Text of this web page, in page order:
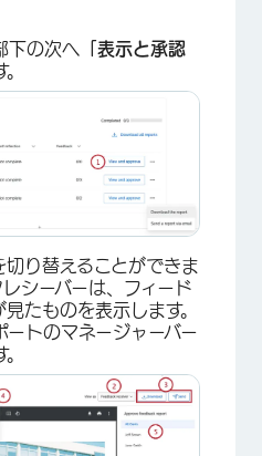
×
下の次へ 「表示と承認
切り替えることができま
シーバーは、フィード
たものを表示します。
ートのマネージャーバー